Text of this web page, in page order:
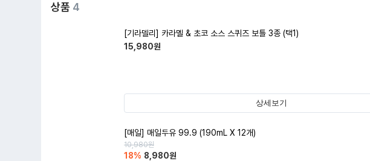
상품 4
[기라델리] 카라멜 & 초코 소스 스퀴즈 보틀 3종 (택1)
15,980원
상세보기
[매일] 매일두유 99.9 (190mL X 12개)
10,980원
18% 8,980원